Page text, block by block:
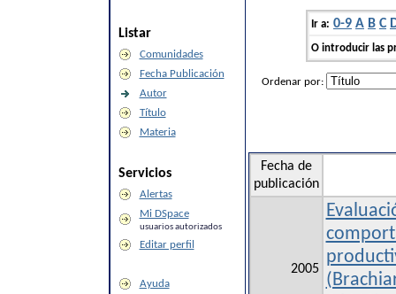
Listar
Comunidades
Fecha Publicación
Autor
Título
Materia
Servicios
Alertas
Mi DSpace
usuarios autorizados
Editar perfil
Ayuda
Ir a: 0-9 A B C
O introducir las
Ordenar por:
Fecha de
publicación
2005